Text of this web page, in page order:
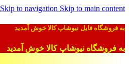
Skip to navigation Skip to main content
به فروشگاه فایل نیوشاپ کالا خوش آمدید
به فروشگاه نیوشاپ کالا خوش آمدید